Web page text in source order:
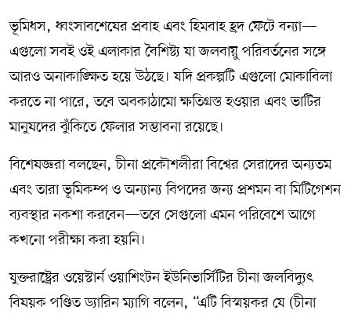
ভূমিধস, ধ্বংসাবশেষের প্রবাহ এবং হিমবাহ হ্রদ ফেটে বন্যা—
এগুলো সবই ওই এলাকার বৈশিষ্ট্য যা জলবায়ু পরিবর্তনের সঙ্গে
আরও অনাকাঙ্ক্ষিত হয়ে উঠছে। যদি প্রকল্পটি এগুলো মোকাবিলা
করতে না পারে, তবে অবকাঠামো ক্ষতিগ্রস্ত হওয়ার এবং ভাটির
মানুষদের ঝুঁকিতে ফেলার সম্ভাবনা রয়েছে।
বিশেষজ্ঞরা বলছেন, চীনা প্রকৌশলীরা বিশ্বের সেরাদের অন্যতম
এবং তারা ভূমিকম্প ও অন্যান্য বিপদের জন্য প্রশমন বা মিটিগেশন
ব্যবস্থার নকশা করবেন—তবে সেগুলো এমন পরিবেশে আগে
কখনো পরীক্ষা করা হয়নি।
যুক্তরাষ্ট্রের ওয়েস্টার্ন ওয়াশিংটন ইউনিভার্সিটির চীনা জলবিদ্যুৎ
বিষয়ক পণ্ডিত ড্যারিন ম্যাগি বলেন, “এটি বিস্ময়কর যে (চীনা